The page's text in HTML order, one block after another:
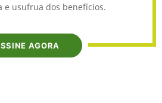
e usufrua dos benefícios.
AGORA